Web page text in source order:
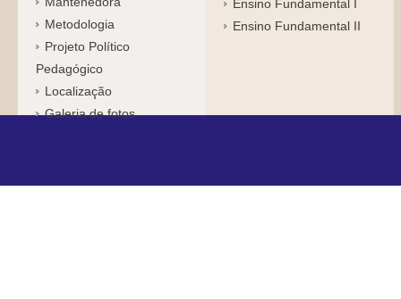
Metodologia
Projeto Político
Pedagógico
Localização
Galeria de fotos
Ensino Fundamental I
Ensino Fundamental II